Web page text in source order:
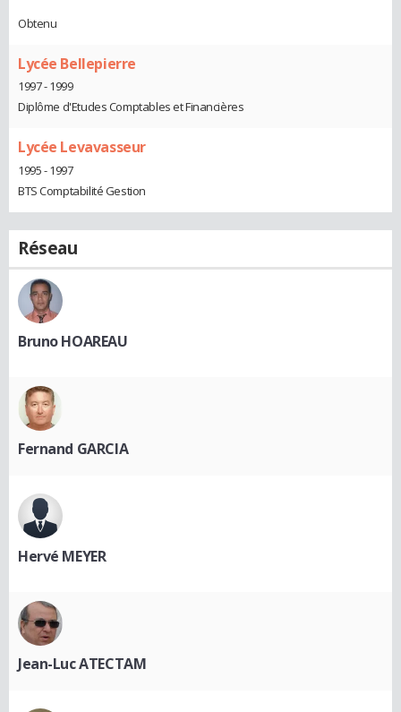
Obtenu
Lycée Bellepierre
1997 - 1999
Diplôme d'Etudes Comptables et Financières
Lycée Levavasseur
1995 - 1997
BTS Comptabilité Gestion
Réseau
Bruno HOAREAU
Fernand GARCIA
Hervé MEYER
Jean-Luc ATECTAM